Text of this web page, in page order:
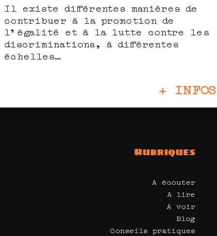
Il existe différentes manières de
contribuer à la promotion de
l’égalité et à la lutte contre les
discriminations, à différentes
échelles…
+ INFOS
Rubriques
A écouter
A lire
A voir
Blog
Conseils pratiques